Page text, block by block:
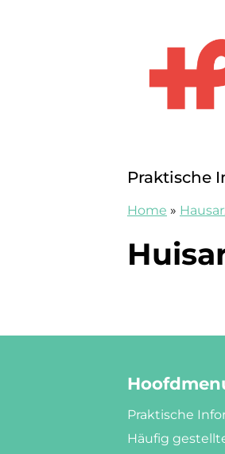
Praktische
Home »
Praktische
Häufig